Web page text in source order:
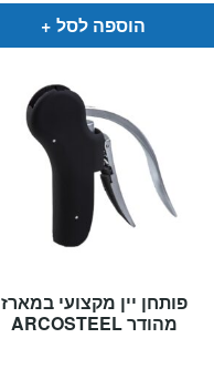
₪59.
הוספה לסל
פותחן יין מקצועי במארז
מהודר ARCOSTEEL